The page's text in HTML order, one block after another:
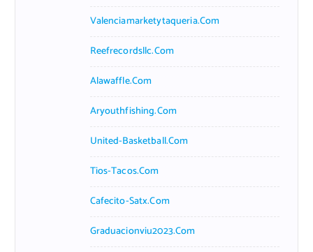
Valenciamarketytaqueria.com
Reefrecordsllc.com
Alawaffle.com
Aryouthfishing.com
United-Basketball.com
Tios-Tacos.com
Cafecito-Satx.com
Graduacionviu2023.com